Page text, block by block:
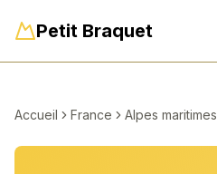
Petit Braquet
Accueil France Alpes maritimes